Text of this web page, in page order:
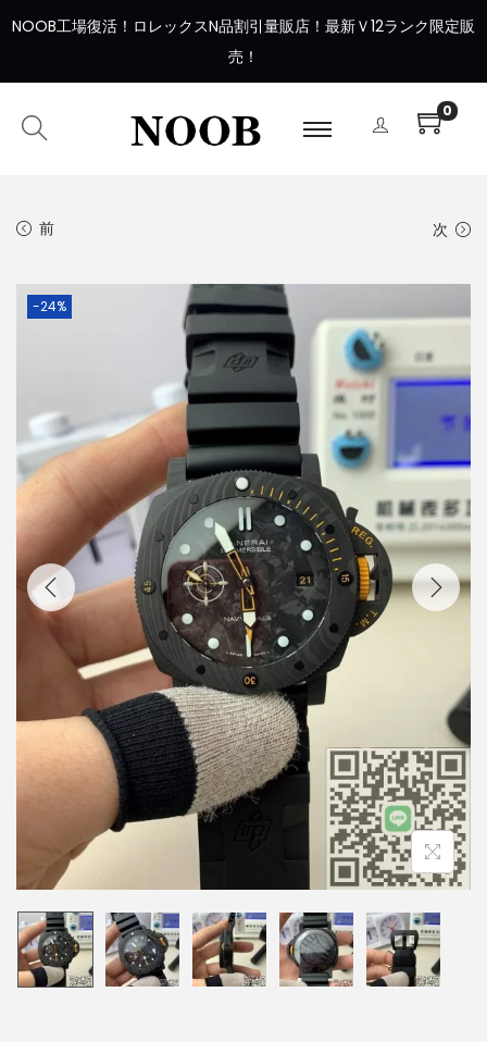
NOOB工場復活 ！ ロレックスN品割引量販店！最新Ｖ12ランク限定販
売！
0
前 次
-24%